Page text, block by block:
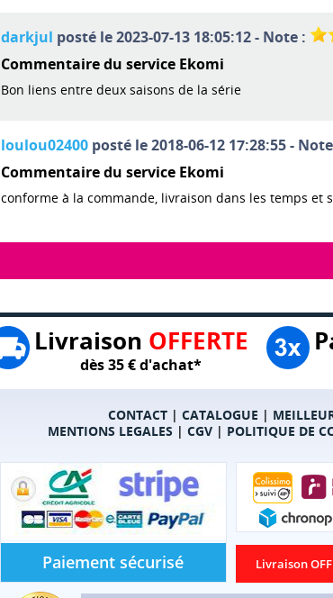
darkjul posté le 2023-07-13 18:05:12 - Note :
Commentaire du service Ekomi
Bon liens entre deux saisons de la série
loulou02400 posté le 2018-06-12 17:28:55 -
Commentaire du service Ekomi
conforme à la commande, livraison dans les temps et
Livraison OFFERTE
dès 35 € d'achat*
CONTACT| CATALOGUE |
MENTIONS LEGALES | CGV| POLITIQUE DE
Paiement sécurisé Livraison